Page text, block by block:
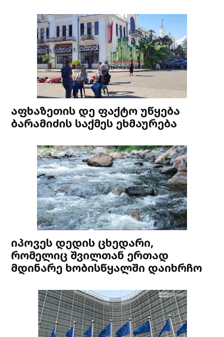
აფხაზეთის დე ფაქტო უწყება
ბარამიძის საქმეს ეხმაურება
იპოვეს დედის ცხედარი,
რომელიც შვილთან ერთად
მდინარე ხობისწყალში დაიხრჩო